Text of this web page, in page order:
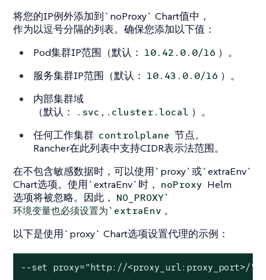
将您的IP例外添加到`noProxy` Chart值中，
作为以逗号分隔的列表。确保您添加以下值：
Pod集群IP范围（默认： 10.42.0.0/16 ）。
服务集群IP范围（默认： 10.43.0.0/16 ）。
内部集群域
（默认：
.svc,.cluster.local ）。
任何工作集群 controlplane 节点。
Rancher在此列表中支持CIDR表示法范围。
在不包含敏感数据时，可以使用`proxy`或`extraEnv`
Chart选项。使用`extraEnv`时， noProxy Helm
选项将被忽略。因此， NO_PROXY`
环境变量也必须设置为`extraEnv 。
以下是使用`proxy` Chart选项设置代理的示例：
--set proxy="http://<proxy_url:proxy_port>/"